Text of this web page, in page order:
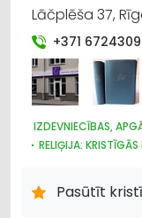
Lāčplēša 37,
+371
IZDEVNIECĪBAS,
RELIĢIJA: KRISTĪGĀS
Pasūtīt